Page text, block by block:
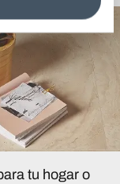
tu hogar o